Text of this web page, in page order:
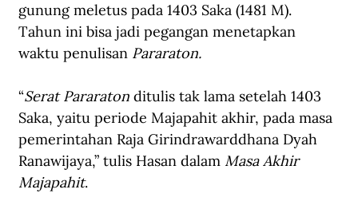
gunung meletus pada 1403 Saka (1481 M).
Tahun ini bisa jadi pegangan menetapkan
waktu penulisan Pararaton.
“Serat Pararaton ditulis tak lama setelah 1403
Saka, yaitu periode Majapahit akhir, pada masa
pemerintahan Raja Girindrawarddhana Dyah
Ranawijaya,” tulis Hasan dalam Masa Akhir
Majapahit.